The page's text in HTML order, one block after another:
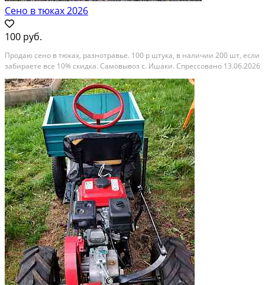
Сено в тюках 2026
100 руб.
Продаю сено в тюках, разнотравье. 100 р штука, в наличии 200 шт, если
забираете все 10% скидка. Самовывоз с. Ишаки. Спрессовано 13.06.2026